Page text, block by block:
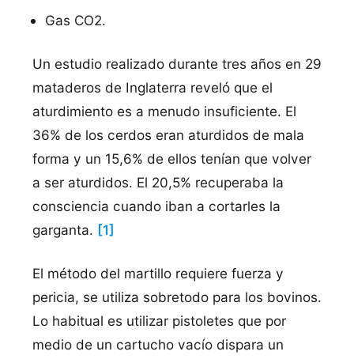
Gas CO2.
Un estudio realizado durante tres años en 29
mataderos de Inglaterra reveló que el
aturdimiento es a menudo insuficiente. El
36% de los cerdos eran aturdidos de mala
forma y un 15,6% de ellos tenían que volver
a ser aturdidos. El 20,5% recuperaba la
consciencia cuando iban a cortarles la
garganta. [1]
El método del martillo requiere fuerza y
pericia, se utiliza sobretodo para los bovinos.
Lo habitual es utilizar pistoletes que por
medio de un cartucho vacío dispara un